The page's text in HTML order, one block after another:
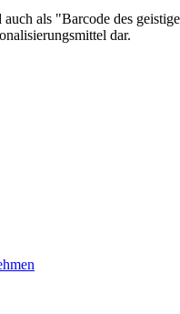
als "Barcode des
dar.